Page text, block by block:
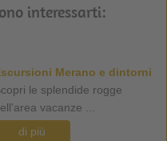
interessarti:
Merano e dintorni
le splendide rogge
vacanze ...
di più